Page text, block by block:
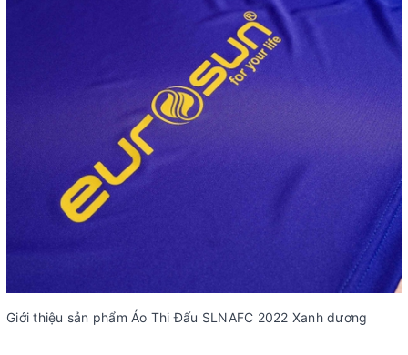
Giới thiệu sản phẩm Áo Thi Đấu SLNAFC 2022 Xanh dương